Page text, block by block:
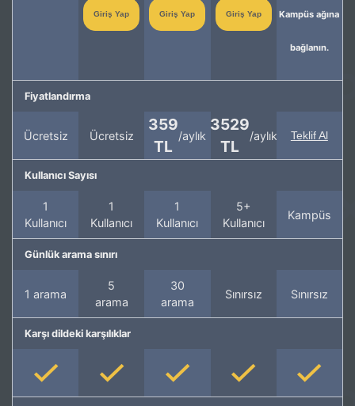
Giriş Yap Giriş Yap Giriş Yap Kampüs ağına
bağlanın.
Fiyatlandırma
Ücretsiz Ücretsiz
359
TL
/aylık
3529
TL
/aylık Teklif Al
Kullanıcı Sayısı
1
Kullanıcı
1
Kullanıcı
1
Kullanıcı
5+
Kullanıcı
Kampüs
Günlük arama sınırı
1 arama
5
arama
30
arama
Sınırsız Sınırsız
Karşı dildeki karşılıklar